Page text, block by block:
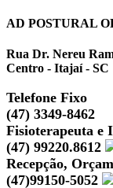
AD POSTURAL
Rua Dr. Nereu
Centro - Itajaí - SC
Telefone Fixo
(47) 3349-8462
Fisioterapeuta e
(47) 99220.8612
Recepção,
(47)99150-5052